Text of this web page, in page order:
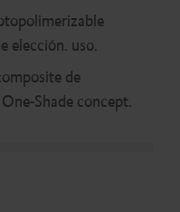
elección. uso.
de
Shade concept.